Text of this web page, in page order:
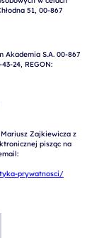
51, 00-867
Akademia S.A. 00-867
24, REGON:
Zajkiewicza z
pisząc na
prywatnosci/